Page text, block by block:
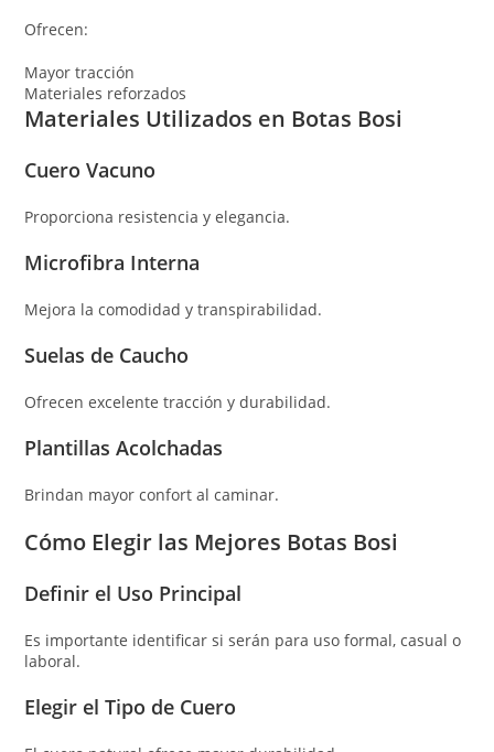
Ofrecen:
Mayor tracción
Materiales reforzados
Materiales Utilizados en Botas Bosi
Cuero Vacuno
Proporciona resistencia y elegancia.
Microfibra Interna
Mejora la comodidad y transpirabilidad.
Suelas de Caucho
Ofrecen excelente tracción y durabilidad.
Plantillas Acolchadas
Brindan mayor confort al caminar.
Cómo Elegir las Mejores Botas Bosi
Definir el Uso Principal
Es importante identificar si serán para uso formal, casual o
laboral.
Elegir el Tipo de Cuero